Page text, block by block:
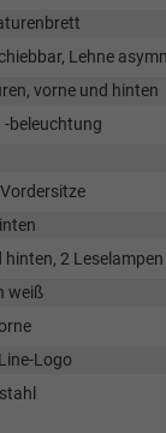
Lehne
vorne und hinten
beleuchtung
2
weiß
Logo